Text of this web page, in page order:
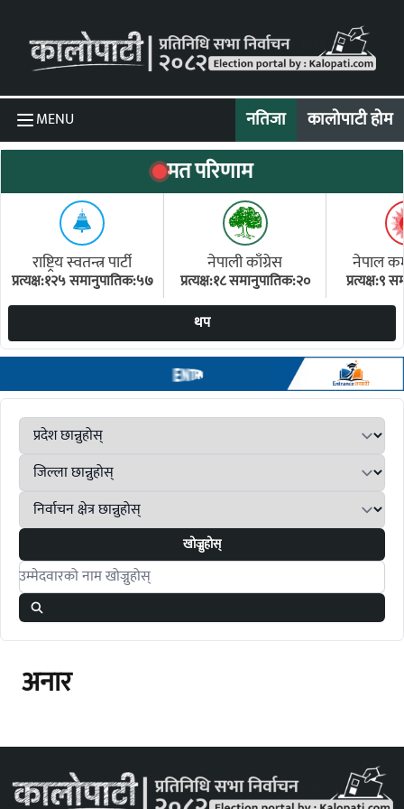
MENU नतिजा कालोपाटी होम
मत परिणाम
राष्ट्रिय स्वतन्त्र पार्टी
प्रत्यक्ष:१२५ समानुपातिक:५७
नेपाली काँग्रेस
प्रत्यक्ष:१८ समानुपातिक:२०
नेपाल
प्रत्यक्ष:९
थप
खोज्नुहोस्
Search candidates
अनार